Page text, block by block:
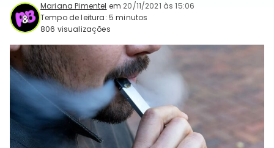
Mariana Pimentel em 20/11/2021 às 15:06
Tempo de leitura: 5 minutos
806 visualizações